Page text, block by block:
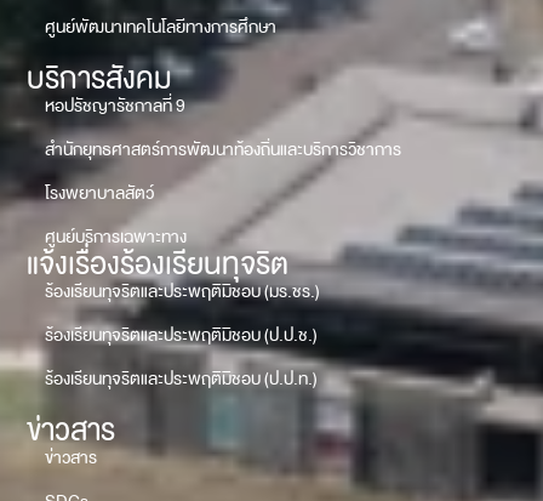
ศูนย์พัฒนาเทคโนโลยีทางการศึกษา
บริการสังคม
หอปรัชญารัชกาลที่ 9
สำนักยุทธศาสตร์การพัฒนาท้องถิ่นและบริการวิชาการ
โรงพยาบาลสัตว์
ศูนย์บริการเฉพาะทาง
แจ้งเรื่องร้องเรียนทุจริต
ร้องเรียนทุจริตและประพฤติมิชอบ (มร.ชร.)
ร้องเรียนทุจริตและประพฤติมิชอบ (ป.ป.ช.)
ร้องเรียนทุจริตและประพฤติมิชอบ (ป.ป.ท.)
ข่าวสาร
ข่าวสาร